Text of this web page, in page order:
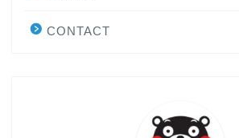
CONTACT